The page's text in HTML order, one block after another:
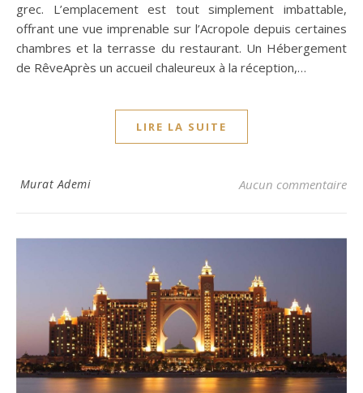
grec. L’emplacement est tout simplement imbattable,
offrant une vue imprenable sur l’Acropole depuis certaines
chambres et la terrasse du restaurant. Un Hébergement
de RêveAprès un accueil chaleureux à la réception,…
LIRE LA SUITE
Murat Ademi Aucun commentaire